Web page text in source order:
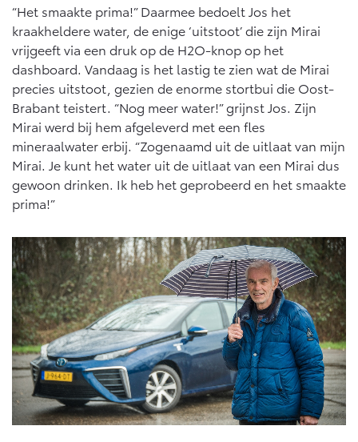
“Het smaakte prima!” Daarmee bedoelt Jos het
kraakheldere water, de enige ‘uitstoot’ die zijn Mirai
vrijgeeft via een druk op de H2O-knop op het
dashboard. Vandaag is het lastig te zien wat de Mirai
precies uitstoot, gezien de enorme stortbui die Oost-
Brabant teistert. “Nog meer water!” grijnst Jos. Zijn
Mirai werd bij hem afgeleverd met een fles
mineraalwater erbij. “Zogenaamd uit de uitlaat van mijn
Mirai. Je kunt het water uit de uitlaat van een Mirai dus
gewoon drinken. Ik heb het geprobeerd en het smaakte
prima!”